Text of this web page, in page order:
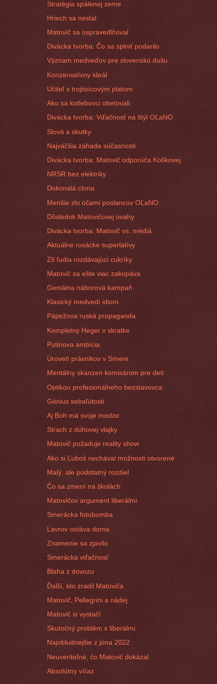
Stratégia spálenej zeme
Hriech sa nestal
Matovič sa ospravedlňoval
Divácka tvorba: Čo sa splniť podarilo
Význam medveďov pre slovenskú dušu
Konzervatívny ideál
Učiteľ s trojtisícovým platom
Ako sa kotlebovci obetovali
Divácka tvorba: Vďačnosť na štýl OĽaNO
Slová a skutky
Najväčšia záhada súčasnosti
Divácka tvorba: Matovič odporúča Kolíkovej
NRSR bez elektriky
Dokonalá clona
Menšie zlo očami poslancov OĽaNO
Dôsledok Matovičovej úvahy
Divácka tvorba: Matovič vs. médiá
Aktuálne rusácke superlatívy
Zlí ľudia rozdávajúci cukríky
Matovič sa ešte viac zakopáva
Geniálna náborová kampaň
Klasický medvedí idiom
Pápežova ruská propaganda
Kompletný Heger v skratke
Putinova ambícia
Úroveň právnikov v Smere
Mentálny skanzen komisárom pre deti
Optikou profesionálneho bezstavovca
Génius sebaľútosti
Aj Boh má svoje medze
Strach z dúhovej vlajky
Matovič požaduje reality show
Ako si Ľuboš nechával možnosti otvorené
Malý, ale podstatný rozdiel
Čo sa zmení na školách
Matovičov argument liberálmi
Smerácka fotobomba
Lavrov ostáva doma
Znamenie sa zjavilo
Smerácka vďačnosť
Blaha z dovozu
Ďalší, kto zradil Matoviča
Matovič, Pellegrini a nádej
Matovič si vystačí
Skutočný problém s liberálmi
Najobludnejšie z júna 2022
Neuveriteľné, čo Matovič dokázal
Absolútny víťaz